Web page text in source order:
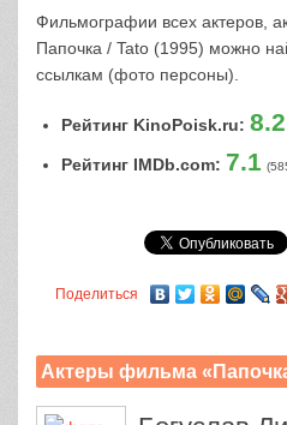
Фильмографии всех актеров,
Папочка / Tato (1995) можно
ссылкам (фото персоны).
Рейтинг KinoPoisk.ru: 8.2
Рейтинг IMDb.com: 7.1
Поделиться
Актеры фильма